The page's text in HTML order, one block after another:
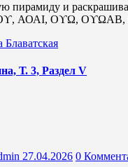
пирамиду и
ΑΟΑΙ, ΟϒΩ, ΟϒΩΑΒ,
Т. 3, Раздел V
27.04.2026 0